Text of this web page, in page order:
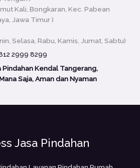
Kali, Bongkaran, Kec. Pabean
Jawa Timur )
Selasa, Rabu, Kamis, Jumat, Sabtu)
2999 8299
Pindahan Kendal Tangerang,
Saja, Aman dan Nyaman
Jasa Pindahan